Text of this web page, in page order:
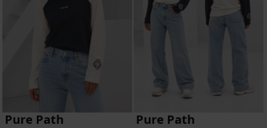
Pure Path Pure Path